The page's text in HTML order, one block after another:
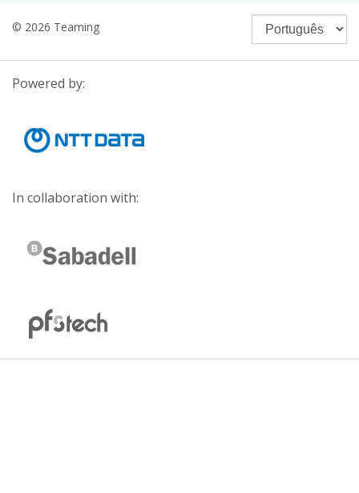
© 2026 Teaming
Powered by:
In collaboration with: